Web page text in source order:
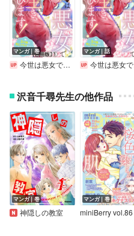
マンガ｜巻
今世は悪女で生き延びます！～玉の輿は死亡フラグなので、落ちこぼれを婿にします～【合冊版】
マンガ｜話
今世は悪女で生き延びます！～玉の輿は死亡フラグなので、落ちこぼれを婿にします～
沢音千尋先生の他作品
マンガ｜巻
神隠しの教室
マンガ｜巻
miniBerry vol.86